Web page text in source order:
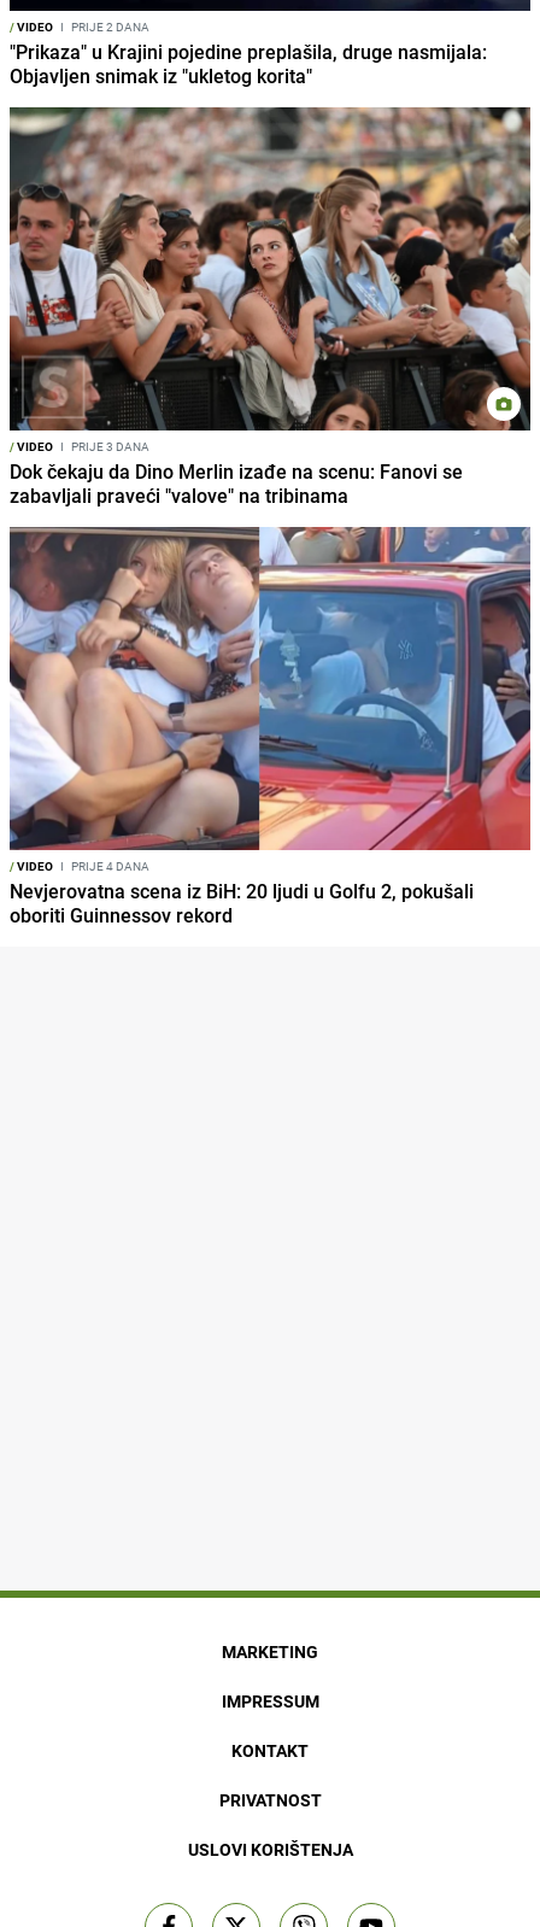
/VIDEO I PRIJE 2 DANA
"Prikaza" u Krajini pojedine preplašila, druge nasmijala:
Objavljen snimak iz "ukletog korita"
/VIDEO I PRIJE 3 DANA
Dok čekaju da Dino Merlin izađe na scenu: Fanovi se
zabavljali praveći "valove" na tribinama
/VIDEO I PRIJE 4 DANA
Nevjerovatna scena iz BiH: 20 ljudi u Golfu 2, pokušali
oboriti Guinnessov rekord
MARKETING
IMPRESSUM
KONTAKT
PRIVATNOST
USLOVI KORIŠTENJA